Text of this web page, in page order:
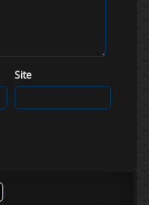
Site